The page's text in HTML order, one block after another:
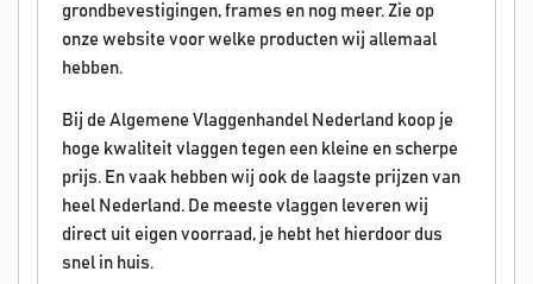
grondbevestigingen, frames en nog meer. Zie op
onze website voor welke producten wij allemaal
hebben.
Bij de Algemene Vlaggenhandel Nederland koop je
hoge kwaliteit vlaggen tegen een kleine en scherpe
prijs. En vaak hebben wij ook de laagste prijzen van
heel Nederland. De meeste vlaggen leveren wij
direct uit eigen voorraad, je hebt het hierdoor dus
snel in huis.